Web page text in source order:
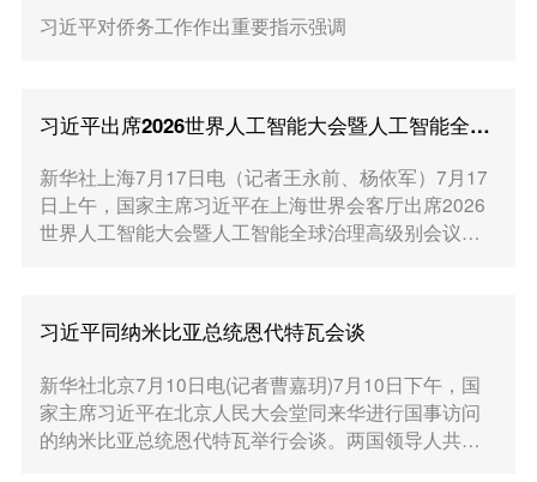
习近平对侨务工作作出重要指示强调
习近平出席2026世界人工智能大会暨人工智能全球治理高级别会议开幕式并发表主旨讲话
新华社上海7月17日电（记者王永前、杨依军）7月17
日上午，国家主席习近平在上海世界会客厅出席2026
世界人工智能大会暨人工智能全球治理高级别会议开
习近平同纳米比亚总统恩代特瓦会谈
新华社北京7月10日电(记者曹嘉玥)7月10日下午，国
家主席习近平在北京人民大会堂同来华进行国事访问
的纳米比亚总统恩代特瓦举行会谈。两国领导人共同